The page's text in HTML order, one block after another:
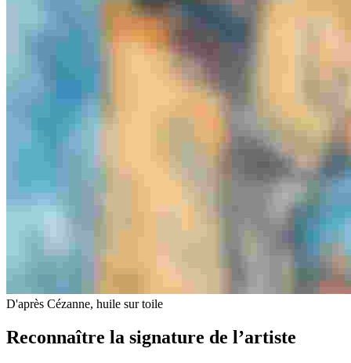
D'après Cézanne, huile sur toile
Reconnaître la signature de l’artiste